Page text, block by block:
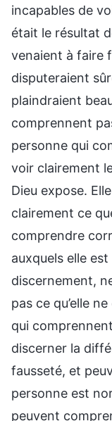
incapables de
était le résultat
venaient à faire
disputeraient
plaindraient
comprennent
personne qui
voir clairement
Dieu expose.
clairement ce
comprendre
auxquels elle
discernement,
pas ce qu’elle
qui
discerner la
fausseté, et
personne est
peuvent